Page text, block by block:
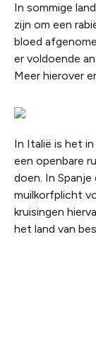
In sommige
zijn om een
bloed
er voldoende
Meer hierover
In Italië is het
een openbare
doen. In Spanje
muilkorfplicht
kruisingen
het land van